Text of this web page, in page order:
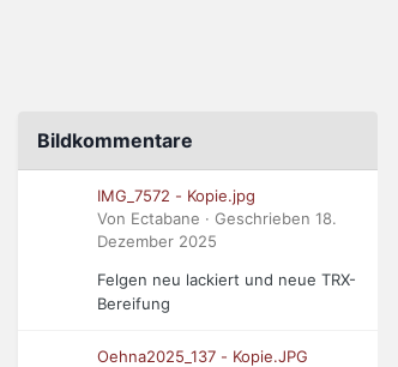
Bildkommentare
IMG_7572 - Kopie.jpg
Von Ectabane · Geschrieben 18.
Dezember 2025
Felgen neu lackiert und neue TRX-
Bereifung
Oehna2025_137 - Kopie.JPG